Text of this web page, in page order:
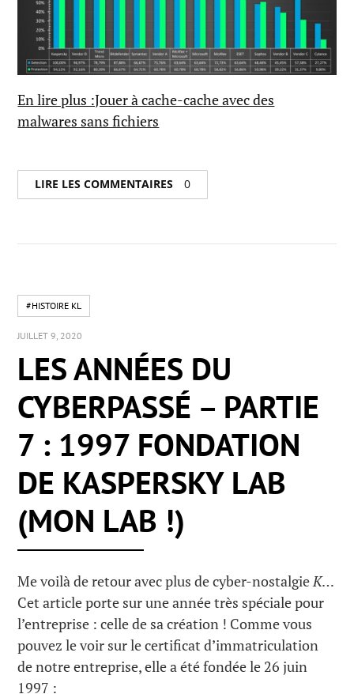
En lire plus :Jouer à cache-cache avec des
malwares sans fichiers
LIRE LES COMMENTAIRES 0
#HISTOIRE KL
JUILLET 9, 2020
LES ANNÉES DU
CYBERPASSÉ – PARTIE
7 : 1997 FONDATION
DE KASPERSKY LAB
(MON LAB !)
Me voilà de retour avec plus de cyber-nostalgieK…
Cet article porte sur une année très spéciale pour
l’entreprise : celle de sa création ! Comme vous
pouvez le voir sur le certificat d’immatriculation
de notre entreprise, elle a été fondée le 26 juin
1997 :